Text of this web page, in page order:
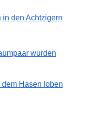
den Achtzigern
wurden
Hasen loben